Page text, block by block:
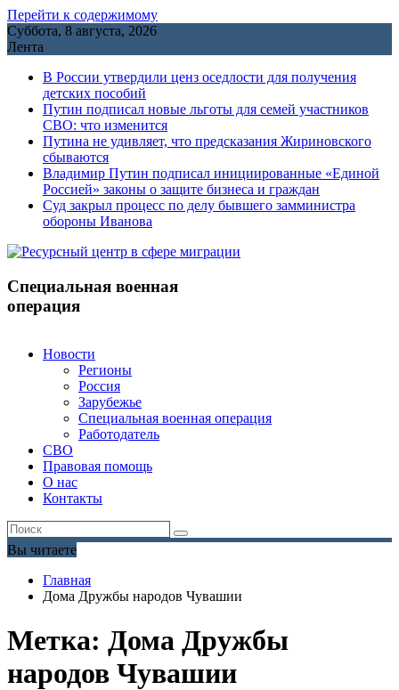
Перейти к содержимому
Суббота, 8 августа, 2026
Лента
В России утвердили ценз оседлости для получения
детских пособий
Путин подписал новые льготы для семей участников
СВО: что изменится
Путина не удивляет, что предсказания Жириновского
сбываются
Владимир Путин подписал инициированные «Единой
Россией» законы о защите бизнеса и граждан
Cуд закрыл процесс по делу бывшего замминистра
обороны Иванова
Специальная военная
операция
Новости
Регионы
Россия
Зарубежье
Специальная военная операция
Работодатель
СВО
Правовая помощь
О нас
Контакты
Вы читаете
Главная
Дома Дружбы народов Чувашии
Метка: Дома Дружбы
народов Чувашии